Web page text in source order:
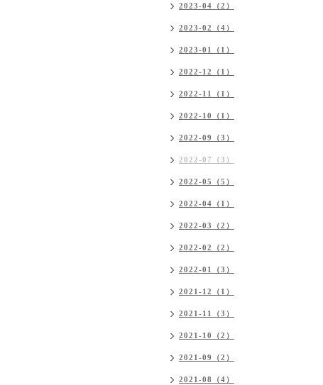
2023-04（2）
2023-02（4）
2023-01（1）
2022-12（1）
2022-11（1）
2022-10（1）
2022-09（3）
2022-07（3）
2022-05（5）
2022-04（1）
2022-03（2）
2022-02（2）
2022-01（3）
2021-12（1）
2021-11（3）
2021-10（2）
2021-09（2）
2021-08（4）